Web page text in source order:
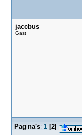
jacobus
Gast
Pagina's: 1 [2]